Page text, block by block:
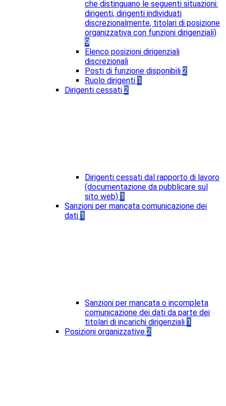
che distinguano le seguenti situazioni:
dirigenti, dirigenti individuati
discrezionalmente, titolari di posizione
organizzativa con funzioni dirigenziali)
9
Elenco posizioni dirigenziali
discrezionali
Posti di funzione disponibili 2
Ruolo dirigenti 1
Dirigenti cessati 2
Dirigenti cessati dal rapporto di lavoro
(documentazione da pubblicare sul
sito web) 1
Sanzioni per mancata comunicazione dei
dati 1
Sanzioni per mancata o incompleta
comunicazione dei dati da parte dei
titolari di incarichi dirigenziali 1
Posizioni organizzative 2